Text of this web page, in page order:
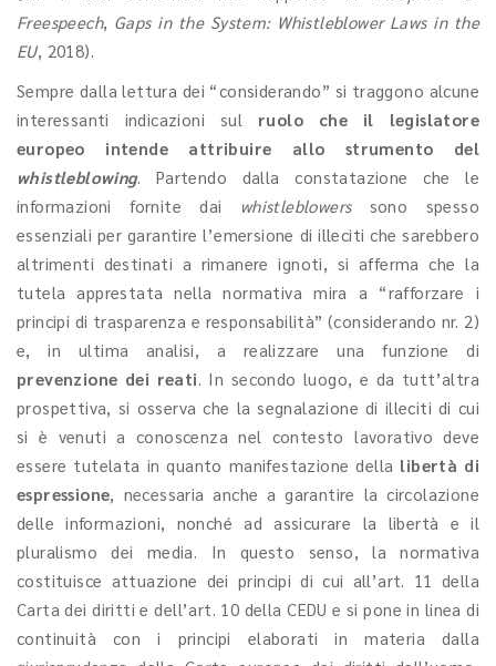
Freespeech, Gaps in the System: Whistleblower Laws in the
EU, 2018).
Sempre dalla lettura dei “considerando” si traggono alcune
interessanti indicazioni sul ruolo che il legislatore
europeo intende attribuire allo strumento del
whistleblowing. Partendo dalla constatazione che le
informazioni fornite dai
whistleblowerssono spesso
essenziali per garantire l’emersione di illeciti che sarebbero
altrimenti destinati a rimanere ignoti, si afferma che la
tutela apprestata nella normativa mira a “rafforzare i
principi di trasparenza e responsabilità” (considerando nr. 2)
e, in ultima analisi, a realizzare una funzione di
prevenzione dei reati. In secondo luogo, e da tutt’altra
prospettiva, si osserva che la segnalazione di illeciti di cui
si è venuti a conoscenza nel contesto lavorativo deve
essere tutelata in quanto manifestazione della libertà di
espressione, necessaria anche a garantire la circolazione
delle informazioni, nonché ad assicurare la libertà e il
pluralismo dei media. In questo senso, la normativa
costituisce attuazione dei principi di cui all’art. 11 della
Carta dei diritti e dell’art. 10 della CEDU e si pone in linea di
continuità con i principi elaborati in materia dalla